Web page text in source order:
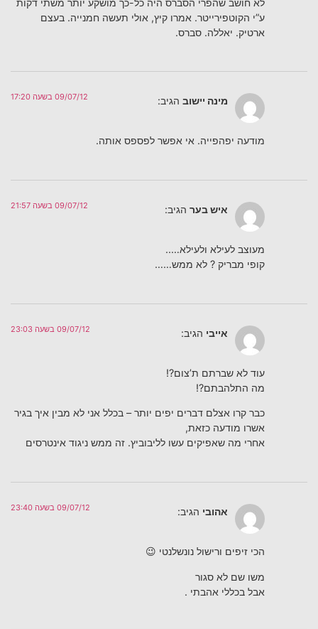
ע”י הקוטפירייטר. אמרו קיץ, אולי תעשה חמנייה. בעצם
ארטיק. יאללה. סברס.
מינה יישוב הגיב: 09/07/12 בשעה 17:20
מודעה יפהפייה. אי אפשר לפספס אותה.
איש בער הגיב: 09/07/12 בשעה 21:57
מעוצב לעילא ולעילא…..
קופי מבריק ? לא ממש……
אייבי הגיב: 09/07/12 בשעה 23:03
עוד לא שברתם ת’צום?!
מה התלהבתם?!
כבר קרו אצלם דברים יפים יותר – בכלל אני לא מבין איך בגיר
אשרו מודעה כזאת,
אחרי מה שאפיקים עשו לליבוביץ. זה ממש ניגוד אינטרסים
אהובי הגיב: 09/07/12 בשעה 23:40
הכי זיפים ורישול נונשלנטי 😉
משו שם לא סגור
אבל בכללי אהבתי .